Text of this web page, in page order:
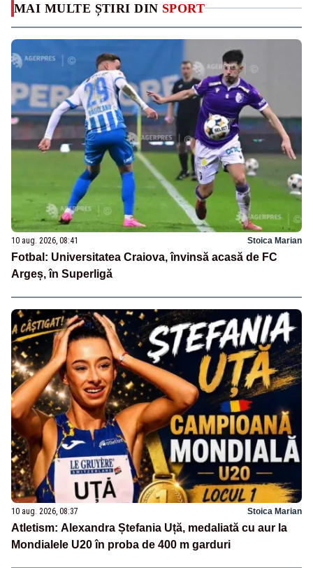
MAI MULTE ȘTIRI DIN SPORT
10 aug. 2026, 08:41 Stoica Marian
Fotbal: Universitatea Craiova, învinsă acasă de FC
Argeș, în Superligă
10 aug. 2026, 08:37 Stoica Marian
Atletism: Alexandra Ștefania Uță, medaliată cu aur la
Mondialele U20 în proba de 400 m garduri